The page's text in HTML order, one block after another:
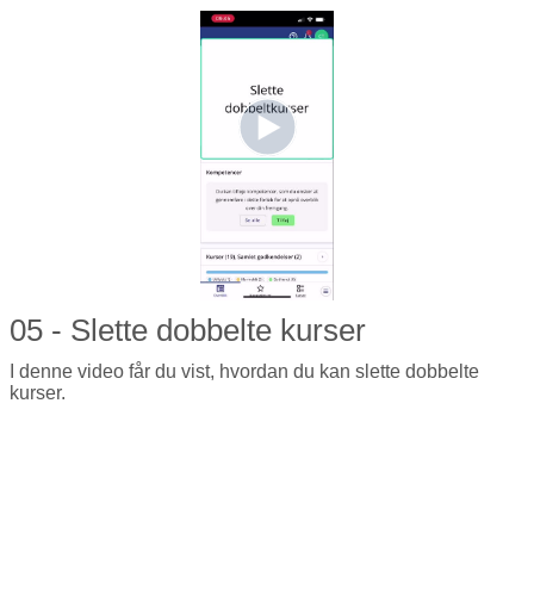
05 - Slette dobbelte kurser
I denne video får du vist, hvordan du kan slette dobbelte
kurser.